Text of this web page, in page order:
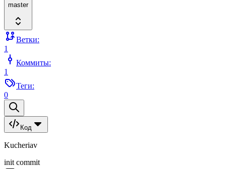
master
Ветки:
1
Коммиты:
1
Теги:
0
Код
Kucheriav
init commit